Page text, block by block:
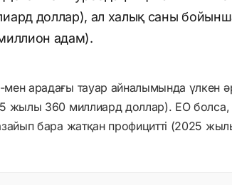
доллар), ал халық саны
адам).
арадағы тауар айналымында үлкен
жылы 360 миллиард доллар). ЕО болса,
бара жатқан профицитті (2025